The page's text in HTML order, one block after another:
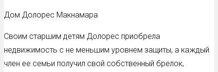
Дом Долорес Макнамара
Своим старшим детям Долорес приобрела
недвижимость с не меньшим уровнем защиты, а каждый
член ее семьи получил свой собственный брелок,